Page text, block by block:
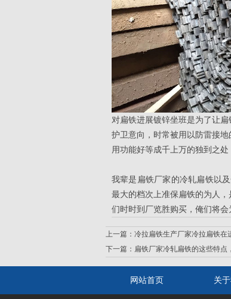
对扁铁进展镀锌坐班是为了让
护卫意向，时常被用以防雷接
用功能好等成千上万的独到之处
我辈是 扁铁厂家的冷轧扁铁以
最大的档次上准保扁铁的为人
们时时到厂览胜购买，俺们将会
上一篇： 冷拉扁铁生产厂家冷拉扁铁在
下一篇： 扁铁厂家冷轧扁铁的这些特点
网站首页 关